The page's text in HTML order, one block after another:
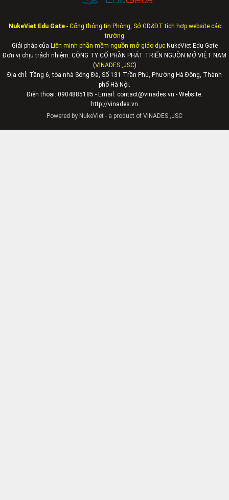
NukeViet Edu Gate- Cổng thông tin Phòng, Sở GD&ĐT tích hợp website các
trường
Giải pháp của Liên minh phần mềm nguồn mở giáo dục NukeViet Edu Gate
Đơn vị chịu trách nhiệm: CÔNG TY CỔ PHẦN PHÁT TRIỂN NGUỒN MỞ VIỆT NAM
(VINADES.,JSC)
Địa chỉ: Tầng 6, tòa nhà Sông Đà, Số 131 Trần Phú, Phường Hà Đông, Thành
phố Hà Nội.
Điện thoại: 0904885185 - Email: contact@vinades.vn - Website:
http://vinades.vn
Powered by NukeViet - a product of VINADES.,JSC